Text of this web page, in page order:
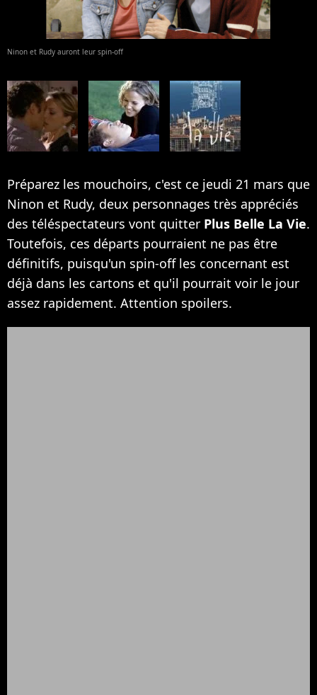
Ninon et Rudy auront leur spin-off
Préparez les mouchoirs, c'est ce jeudi 21 mars que
Ninon et Rudy, deux personnages très appréciés
des téléspectateurs vont quitter Plus Belle La Vie.
Toutefois, ces départs pourraient ne pas être
définitifs, puisqu'un spin-off les concernant est
déjà dans les cartons et qu'il pourrait voir le jour
assez rapidement. Attention spoilers.